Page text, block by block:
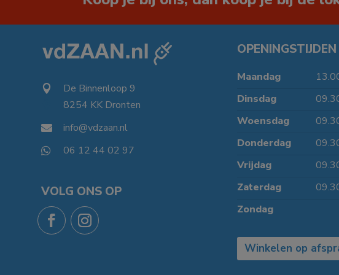
 De Binnenloop 9
8254 KK Dronten
 info@vdzaan.nl
 06 12 44 02 97
VOLG ONS OP
Maandag
Dinsdag
Woensdag
Donderdag
Vrijdag
Zaterdag
Zondag
Winkelen op